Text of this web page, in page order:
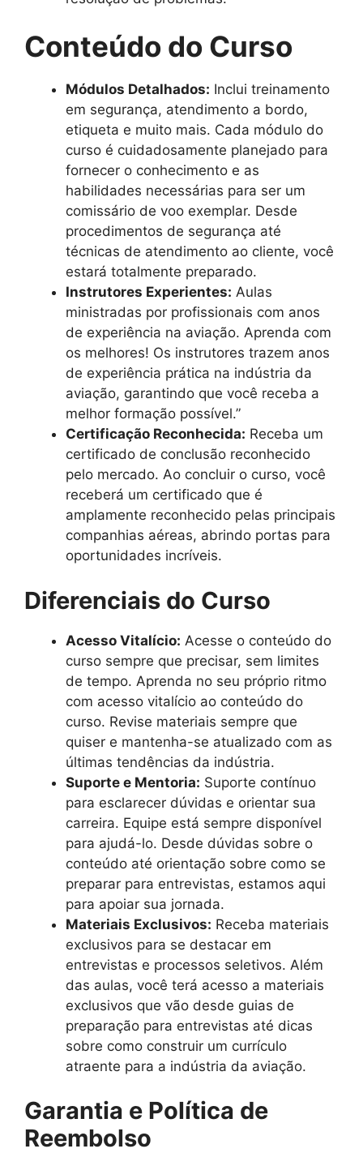
Conteúdo do Curso
Módulos Detalhados: Inclui treinamento
em segurança, atendimento a bordo,
etiqueta e muito mais. Cada módulo do
curso é cuidadosamente planejado para
fornecer o conhecimento e as
habilidades necessárias para ser um
comissário de voo exemplar. Desde
procedimentos de segurança até
técnicas de atendimento ao cliente, você
estará totalmente preparado.
Instrutores Experientes: Aulas
ministradas por profissionais com anos
de experiência na aviação. Aprenda com
os melhores! Os instrutores trazem anos
de experiência prática na indústria da
aviação, garantindo que você receba a
melhor formação possível.”
Certificação Reconhecida: Receba um
certificado de conclusão reconhecido
pelo mercado. Ao concluir o curso, você
receberá um certificado que é
amplamente reconhecido pelas principais
companhias aéreas, abrindo portas para
oportunidades incríveis.
Diferenciais do Curso
Acesso Vitalício: Acesse o conteúdo do
curso sempre que precisar, sem limites
de tempo. Aprenda no seu próprio ritmo
com acesso vitalício ao conteúdo do
curso. Revise materiais sempre que
quiser e mantenha-se atualizado com as
últimas tendências da indústria.
Suporte e Mentoria: Suporte contínuo
para esclarecer dúvidas e orientar sua
carreira. Equipe está sempre disponível
para ajudá-lo. Desde dúvidas sobre o
conteúdo até orientação sobre como se
preparar para entrevistas, estamos aqui
para apoiar sua jornada.
Materiais Exclusivos: Receba materiais
exclusivos para se destacar em
entrevistas e processos seletivos. Além
das aulas, você terá acesso a materiais
exclusivos que vão desde guias de
preparação para entrevistas até dicas
sobre como construir um currículo
atraente para a indústria da aviação.
Garantia e Política de
Reembolso